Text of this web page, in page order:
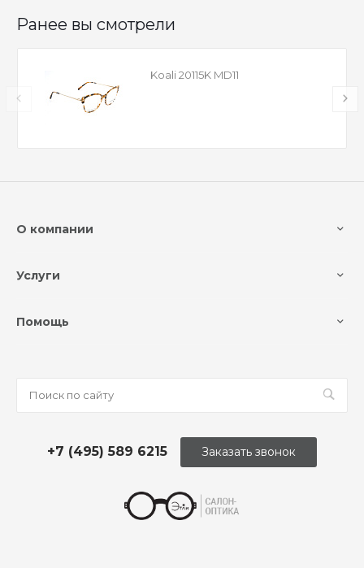
Ранее вы смотрели
Koali 20115K MD11
О компании
Услуги
Помощь
+7 (495) 589 6215 Заказать звонок